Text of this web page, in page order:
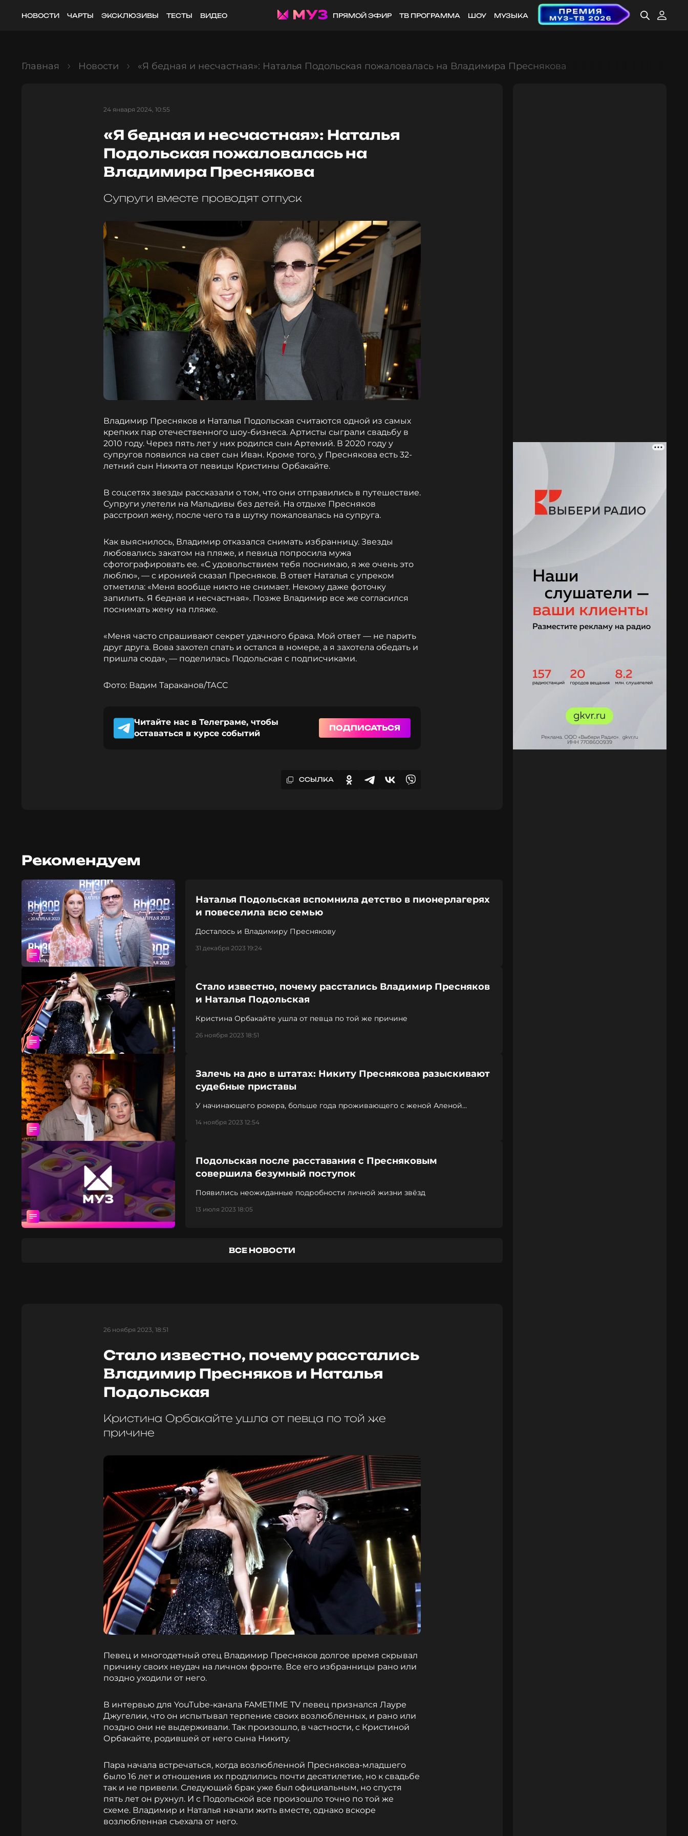
НОВОСТИ ЧАРТЫ ЭКСКЛЮЗИВЫ ТЕСТЫ ВИДЕО ПРЯМОЙ ЭФИР ТВ ПРОГРАММА ШОУ МУЗЫКА
Главная Новости «Я бедная и несчастная»: Наталья Подольская пожаловалась на Владимира Преснякова
24 января 2024, 10:55
«Я бедная и несчастная»: Наталья
Подольская пожаловалась на
Владимира Преснякова
Супруги вместе проводят отпуск
Владимир Пресняков и Наталья Подольская считаются одной из самых
крепких пар отечественного шоу-бизнеса. Артисты сыграли свадьбу в
2010 году. Через пять лет у них родился сын Артемий. В 2020 году у
супругов появился на свет сын Иван. Кроме того, у Преснякова есть 32-
летний сын Никита от певицы Кристины Орбакайте.
В соцсетях звезды рассказали о том, что они отправились в путешествие.
Супруги улетели на Мальдивы без детей. На отдыхе Пресняков
расстроил жену, после чего та в шутку пожаловалась на супруга.
Как выяснилось, Владимир отказался снимать избранницу. Звезды
любовались закатом на пляже, и певица попросила мужа
сфотографировать ее. «С удовольствием тебя поснимаю, я же очень это
люблю», — с иронией сказал Пресняков. В ответ Наталья с упреком
отметила: «Меня вообще никто не снимает. Некому даже фоточку
запилить. Я бедная и несчастная». Позже Владимир все же согласился
поснимать жену на пляже.
«Меня часто спрашивают секрет удачного брака. Мой ответ — не парить
друг друга. Вова захотел спать и остался в номере, а я захотела обедать и
пришла сюда», — поделилась Подольская с подписчиками.
Фото: Вадим Тараканов/ТАСС
Читайте нас в Телеграме, чтобы
оставаться в курсе событий
ПОДПИСАТЬСЯ
ССЫЛКА
Рекомендуем
Наталья Подольская вспомнила детство в пионерлагерях
и повеселила всю семью
Досталось и Владимиру Преснякову
31 декабря 2023 19:24
Стало известно, почему расстались Владимир Пресняков
и Наталья Подольская
Кристина Орбакайте ушла от певца по той же причине
26 ноября 2023 18:51
Залечь на дно в штатах: Никиту Преснякова разыскивают
судебные приставы
У начинающего рокера, больше года проживающего с женой Аленой
14 ноября 2023 12:54
Подольская после расставания с Пресняковым
совершила безумный поступок
Появились неожиданные подробности личной жизни звёзд
13 июля 2023 18:05
ВСЕ НОВОСТИ
26 ноября 2023, 18:51
Стало известно, почему расстались
Владимир Пресняков и Наталья
Подольская
Кристина Орбакайте ушла от певца по той же
причине
Певец и многодетный отец Владимир Пресняков долгое время скрывал
причину своих неудач на личном фронте. Все его избранницы рано или
поздно уходили от него.
В интервью для YouTube-канала FAMETIME TV певец признался Лауре
Джугелии, что он испытывал терпение своих возлюбленных, и рано или
поздно они не выдерживали. Так произошло, в частности, с Кристиной
Орбакайте, родившей от него сына Никиту.
Пара начала встречаться, когда возлюбленной Преснякова-младшего
было 16 лет и отношения их продлились почти десятилетие, но к свадьбе
так и не привели. Следующий брак уже был официальным, но спустя
пять лет он рухнул. И с Подольской все произошло точно по той же
схеме. Владимир и Наталья начали жить вместе, однако вскоре
возлюбленная съехала от него.